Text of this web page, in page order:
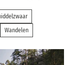
Wandelen